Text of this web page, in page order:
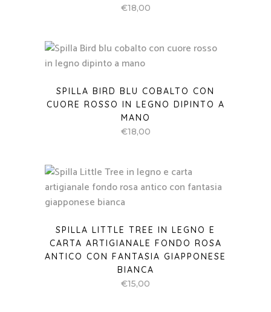
€18,00
SPILLA BIRD BLU COBALTO CON
CUORE ROSSO IN LEGNO DIPINTO A
MANO
€18,00
SPILLA LITTLE TREE IN LEGNO E
CARTA ARTIGIANALE FONDO ROSA
ANTICO CON FANTASIA GIAPPONESE
BIANCA
€15,00